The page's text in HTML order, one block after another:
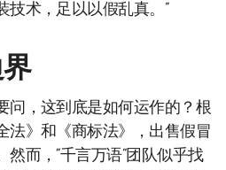
技术，足以以假乱真。”
问，这到底是如何运作的？根
法》和《商标法》，出售假冒
而，“千言万语”团队似乎找